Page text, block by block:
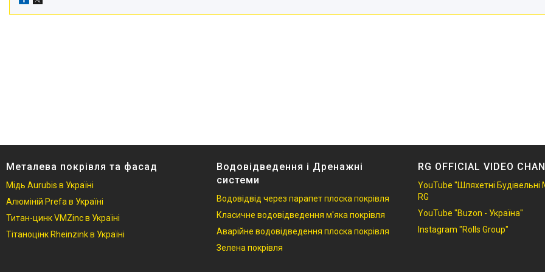
Металева покрівля та фасад
Мідь Aurubis в Україні
Алюміній Prefa в Україні
Титан-цинк VMZinc в Україні
Тітаноцінк Rheinzink в Україні
Водовідведення і Дренажні
системи
Водовідвід через парапет плоска покрівля
Класичне водовідведення м'яка покрівля
Аварійне водовідведення плоска покрівля
Зелена покрівля
RG OFFICIAL VIDEO
YouTube "Шляхетні Будівельні
RG
YouTube "Buzon - Україна"
Instagram "Rolls Group"